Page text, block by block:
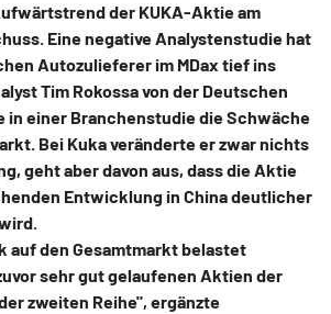
der KUKA-Aktie am
Eine negative Analystenstudie hat
Autozulieferer im MDax tief ins
Tim Rokossa von der Deutschen
in einer Branchenstudie die Schwäche
Bei Kuka veränderte er zwar nichts
geht aber davon aus, dass die Aktie
Entwicklung in China deutlicher
auf den Gesamtmarkt belastet
sehr gut gelaufenen Aktien der
zweiten Reihe", ergänzte